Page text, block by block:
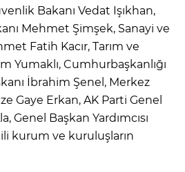
Bakanı Vedat Işıkhan,
Mehmet Şimşek, Sanayi ve
Fatih Kacır, Tarım ve
Yumaklı, Cumhurbaşkanlığı
İbrahim Şenel, Merkez
Gaye Erkan, AK Parti Genel
Genel Başkan Yardımcısı
kurum ve kuruluşların